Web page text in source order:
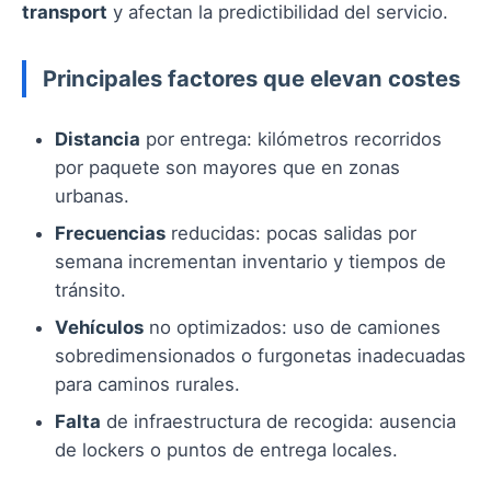
transport y afectan la predictibilidad del servicio.
Principales factores que elevan costes
Distancia por entrega: kilómetros recorridos
por paquete son mayores que en zonas
urbanas.
Frecuencias reducidas: pocas salidas por
semana incrementan inventario y tiempos de
tránsito.
Vehículos no optimizados: uso de camiones
sobredimensionados o furgonetas inadecuadas
para caminos rurales.
Falta de infraestructura de recogida: ausencia
de lockers o puntos de entrega locales.